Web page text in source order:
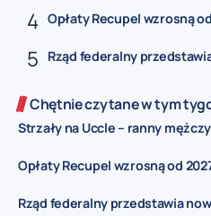
Opłaty Recupel wzrosną
Rząd federalny
Chętnie czytane w tym
Strzały na Uccle – ranny
Opłaty Recupel wzrosną od
Rząd federalny przedstawia